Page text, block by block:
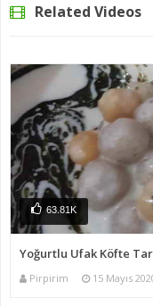
Related Videos
63.81K
Yoğurtlu Ufak Köfte
Pirpirim 15 Mayıs